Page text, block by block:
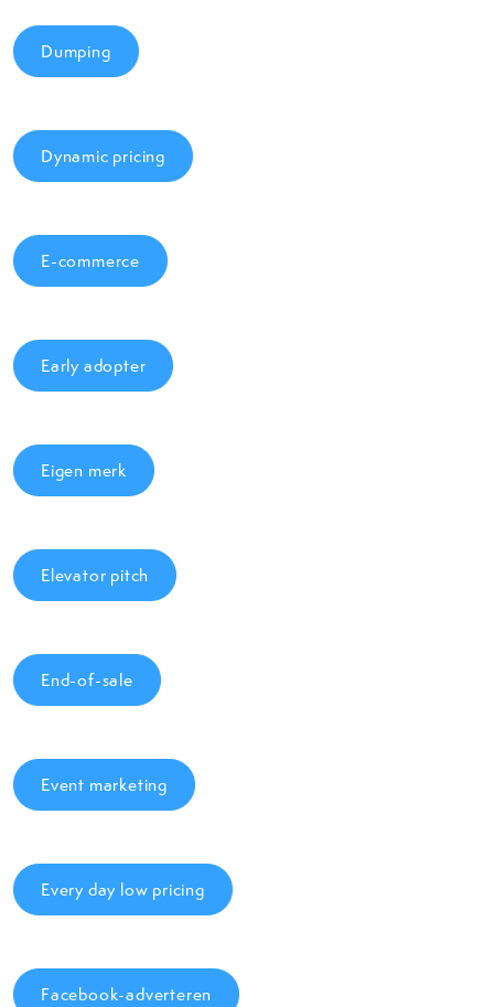
Dumping
Dynamic pricing
E-commerce
Early adopter
Eigen merk
Elevator pitch
End-of-sale
Event marketing
Every day low pricing
Facebook-adverteren